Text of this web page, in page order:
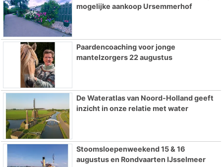
mogelijke aankoop Ursemmerhof
Paardencoaching voor jonge
mantelzorgers 22 augustus
De Wateratlas van Noord-Holland geeft
inzicht in onze relatie met water
Stoomsloepenweekend 15 & 16
augustus en Rondvaarten IJsselmeer